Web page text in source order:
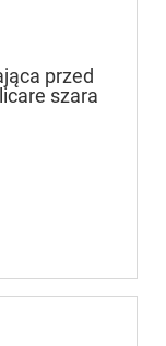
przed
szara